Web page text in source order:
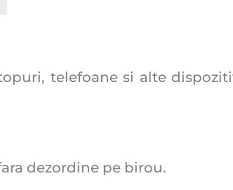
telefoane si alte
dezordine pe birou.